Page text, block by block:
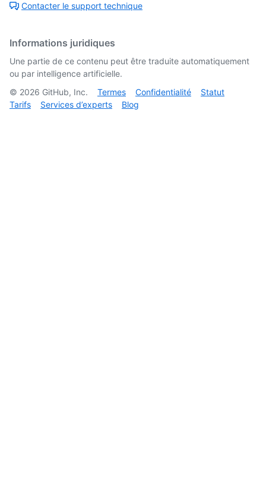
Contacter le support technique
Informations juridiques
Une partie de ce contenu peut être traduite automatiquement
ou par intelligence artificielle.
© 2026 GitHub, Inc. Termes Confidentialité
Statut
Tarifs
Services d’experts Blog